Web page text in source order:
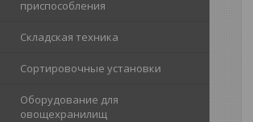
приспособления
Складская техника
Сортировочные установки
Оборудование для
овощехранилищ